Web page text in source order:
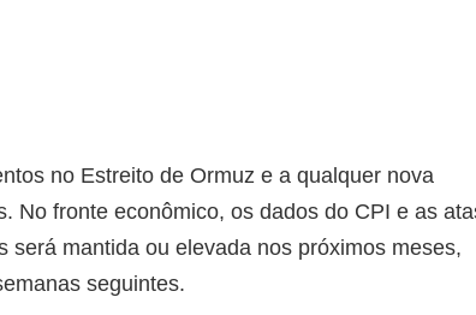
no Estreito de Ormuz e a qualquer nova
No fronte econômico, os dados do CPI e as
mantida ou elevada nos próximos meses,
seguintes.